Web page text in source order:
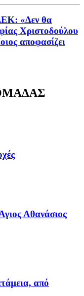
«Δεν θα
Χριστοδούλου
αποφασίζει
Αθανάσιος
από